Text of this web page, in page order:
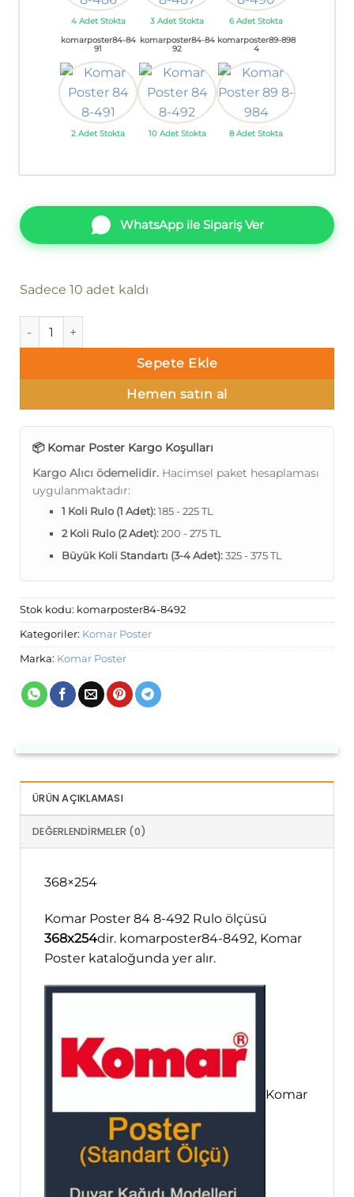
4 Adet Stokta 3 Adet Stokta
6 Adet Stokta
komarposter84-84
91
2 Adet Stokta
komarposter84-84
92
10 Adet Stokta
komarposter89-898
4
8 Adet Stokta
WhatsApp ile Sipariş Ver
Sadece 10 adet kaldı
Komar Poster 84 8-492 adet
Sepete Ekle
Hemen satın al
📦 Komar Poster Kargo Koşulları
Kargo Alıcı ödemelidir. Hacimsel paket hesaplaması
uygulanmaktadır:
1 Koli Rulo (1 Adet):185 - 225 TL
2 Koli Rulo (2 Adet):200 - 275 TL
Büyük Koli Standartı (3-4 Adet):325 - 375 TL
Stok kodu: komarposter84-8492
Kategoriler: Komar Poster
Marka: Komar Poster
ÜRÜN AÇIKLAMASI
DEĞERLENDIRMELER (0)
368×254
Komar Poster 84 8-492 Rulo ölçüsü
368x254dir. komarposter84-8492, Komar
Poster kataloğunda yer alır.
Komar